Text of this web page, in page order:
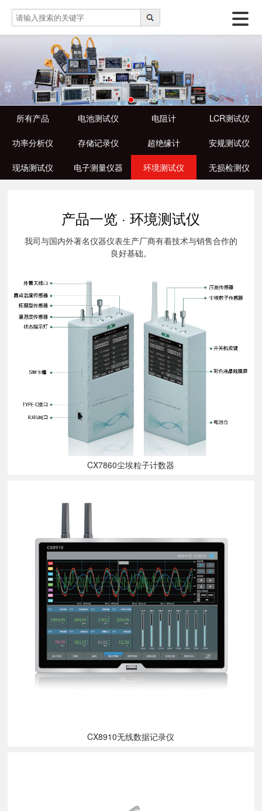
所有产品 电池测试仪 电阻计 LCR测试仪
功率分析仪 存储记录仪 超绝缘计 安规测试仪
现场测试仪 电子测量仪器 环境测试仪 无损检测仪
产品一览 · 环境测试仪
我司与国内外著名仪器仪表生产厂商有着技术与销售合作的
良好基础。
CX7860尘埃粒子计数器
CX8910无线数据记录仪